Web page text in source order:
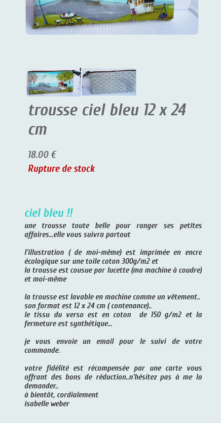
trousse ciel bleu 12 x 24
cm
18.00 €
Rupture de stock
ciel bleu !!
une trousse toute belle pour ranger ses petites
affaires...elle vous suivra partout
l'illustration ( de moi-même) est imprimée en encre
écologique sur une toile coton 300g/m2 et
la trousse est cousue par lucette (ma machine à coudre)
et moi-même
la trousse est lavable en machine comme un vêtement..
son format est 12 x 24 cm ( contenance)..
le tissu du verso est en coton de 150 g/m2 et la
fermeture est synthétique...
je vous envoie un email pour le suivi de votre
commande.
votre fidélité est récompensée par une carte vous
offrant des bons de réduction..n'hésitez pas à me la
demander..
à bientôt, cordialement
isabelle weber